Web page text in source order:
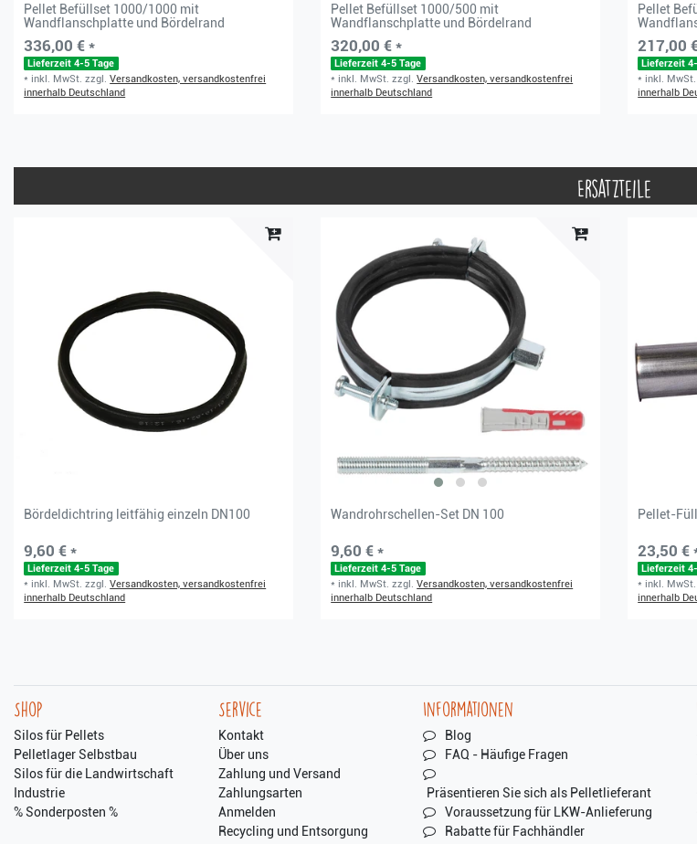
Pellet Befüllset 1000/1000 mit
Wandflanschplatte und Bördelrand
336,00 € *
Lieferzeit 4-5 Tage
* inkl. MwSt. zzgl.Versandkosten, versandkostenfrei
innerhalb Deutschland
Pellet Befüllset 1000/500 mit
Wandflanschplatte und Bördelrand
320,00 € *
Lieferzeit 4-5 Tage
* inkl. MwSt. zzgl.Versandkosten, versandkostenfrei
innerhalb Deutschland
Pellet
217,00
Lieferzeit
* inkl. MwSt.
innerhalb
Ersatzteile
Bördeldichtring leitfähig einzeln DN100
9,60 € *
Lieferzeit 4-5 Tage
* inkl. MwSt. zzgl.Versandkosten, versandkostenfrei
innerhalb Deutschland
Wandrohrschellen-Set DN 100
9,60 € *
Lieferzeit 4-5 Tage
* inkl. MwSt. zzgl.Versandkosten, versandkostenfrei
innerhalb Deutschland
Pellet-
23,50 €
Lieferzeit
* inkl. MwSt.
innerhalb
Shop
Silos für Pellets
Pelletlager Selbstbau
Silos für die Landwirtschaft
Industrie
% Sonderposten %
Service
Kontakt
Über uns
Zahlung und Versand
Zahlungsarten
Anmelden
Recycling und Entsorgung
Informationen
Blog
FAQ - Häufige Fragen
Präsentieren Sie sich als Pelletlieferant
Voraussetzung für LKW-Anlieferung
Rabatte für Fachhändler